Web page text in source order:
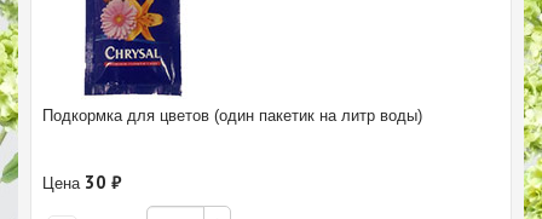
Подкормка для цветов (один пакетик на литр воды)
Цена 30 ₽